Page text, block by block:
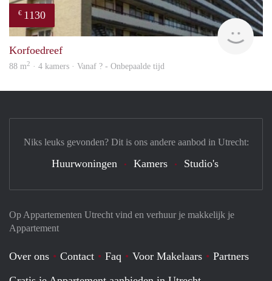
€ 1130
Korfoedreef
88 m2 · 4 kamers · Vanaf ? - Onbepaalde tijd
Op Appartementen Utrecht vind en verhuur je makkelijk je
Appartement
Over ons Contact Faq Voor Makelaars
Partners
Niks leuks gevonden? Dit is ons andere aanbod in Utrecht:
Huurwoningen Kamers Studio's